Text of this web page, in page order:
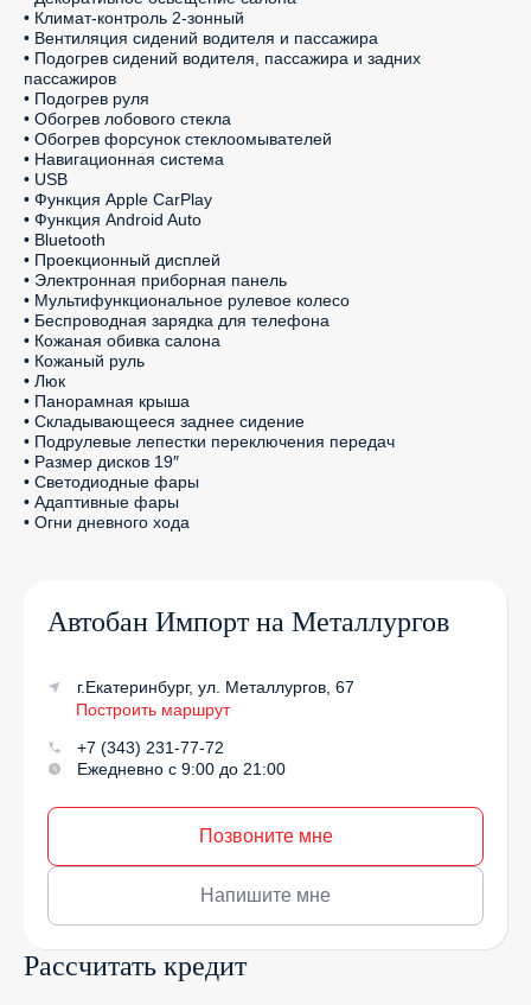
• Климат-контроль 2-зонный
• Вентиляция сидений водителя и пассажира
• Подогрев сидений водителя, пассажира и задних
пассажиров
• Подогрев руля
• Обогрев лобового стекла
• Обогрев форсунок стеклоомывателей
• Навигационная система
• USB
• Функция Apple CarPlay
• Функция Android Auto
• Bluetooth
• Проекционный дисплей
• Электронная приборная панель
• Мультифункциональное рулевое колесо
• Беспроводная зарядка для телефона
• Кожаная обивка салона
• Кожаный руль
• Люк
• Панорамная крыша
• Складывающееся заднее сидение
• Подрулевые лепестки переключения передач
• Размер дисков 19″
• Светодиодные фары
• Адаптивные фары
• Огни дневного хода
Автобан Импорт на Металлургов
г.Екатеринбург, ул. Металлургов, 67
Построить маршрут
+7 (343) 231-77-72
Ежедневно с 9:00 до 21:00
Позвоните мне
Напишите мне
Рассчитать кредит